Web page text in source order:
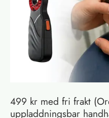
499 kr med fri frakt
uppladdningsbar